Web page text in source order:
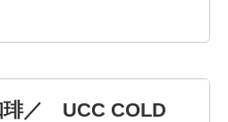
琲／ UCC COLD